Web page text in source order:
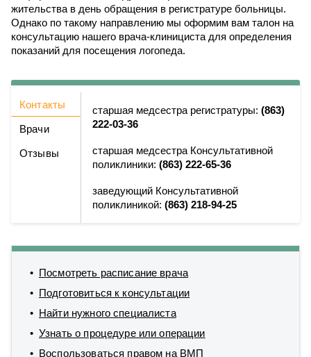
жительства в день обращения в регистратуре больницы.
Однако по такому направлению мы оформим вам талон на
консультацию нашего врача-клинициста для определения
показаний для посещения логопеда.
Контакты
Врачи
Отзывы
старшая медсестра регистратуры: (863)
222-03-36
старшая медсестра Консультативной
поликлиники: (863) 222-65-36
заведующий Консультативной
поликлиникой: (863) 218-94-25
Посмотреть расписание врача
Подготовиться к консультации
Найти нужного специалиста
Узнать о процедуре или операции
Воспользоваться правом на ВМП